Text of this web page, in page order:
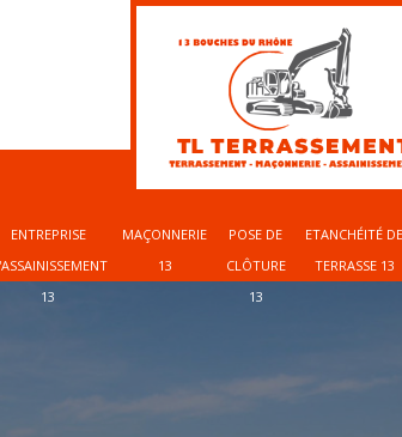
ENTREPRISE
13
MAÇONNERIE
13
POSE DE
CLÔTURE
13
ETANCHÉITÉ DE
TERRASSE 13